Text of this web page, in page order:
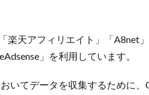
楽天アフィリエイト」「A8net
」を利用しています。
いてデータを収集するために、